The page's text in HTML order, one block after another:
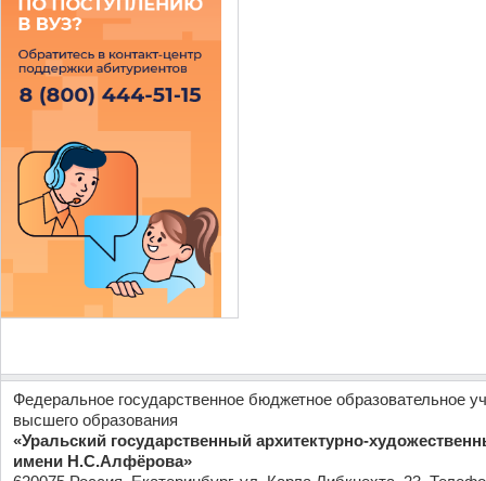
Федеральное государственное бюджетное образовательное
высшего образования
«Уральский государственный архитектурно-
имени Н.С.Алфёрова»